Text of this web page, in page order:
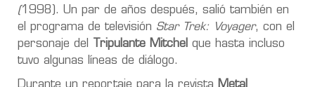
(1998). Un par de años después, salió también en
el programa de televisión Star Trek: Voyager, con el
personaje del
Tripulante Mitchel que hasta incluso
tuvo algunas líneas de diálogo.